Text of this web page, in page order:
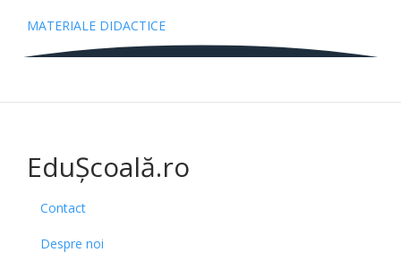
MATERIALE DIDACTICE
EduȘcoală.ro
Contact
Despre noi